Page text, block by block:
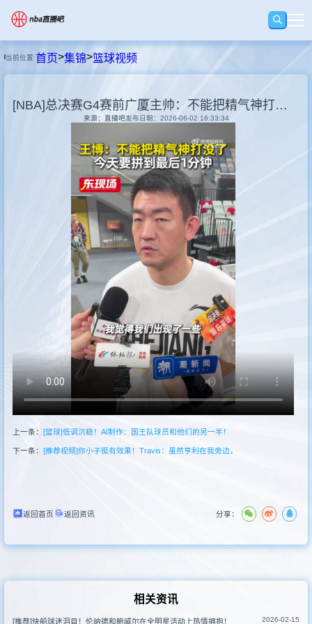
足球直播
篮球直播
足球录像
篮球录像
集锦
新闻
其他联赛
当前位置:首页>集锦>篮球视频
[NBA]总决赛G4赛前广厦主帅：不能把精气神打没了 不能辜负我们球迷
来源：直播吧发布日期：2026-06-02 16:33:34
上一条： [篮球]低调沉稳！AI制作：国王队球员和他们的另一半！
下一条： [推荐视频]你小子挺有效果！Travis：虽然亨利在我旁边，
返回首页 返回资讯 分享：
相关资讯
[推荐]快船球迷泪目！伦纳德和鲍威尔在全明星活动上热情拥抱！ 2026-02-15